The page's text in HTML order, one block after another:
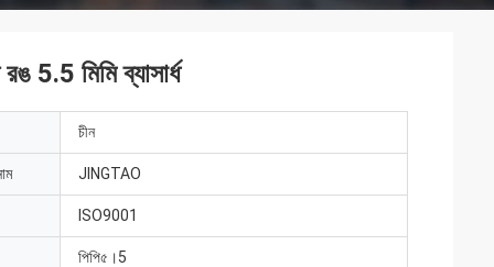
5.5 মিমি ব্যাসার্ধ
চীন
JINGTAO
ISO9001
পিপি৫।5